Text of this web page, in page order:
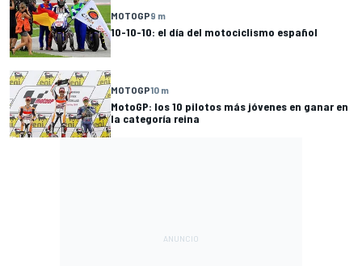
MOTOGP9 m
10-10-10: el día del motociclismo español
MOTOGP10 m
MotoGP: los 10 pilotos más jóvenes en ganar en
la categoría reina